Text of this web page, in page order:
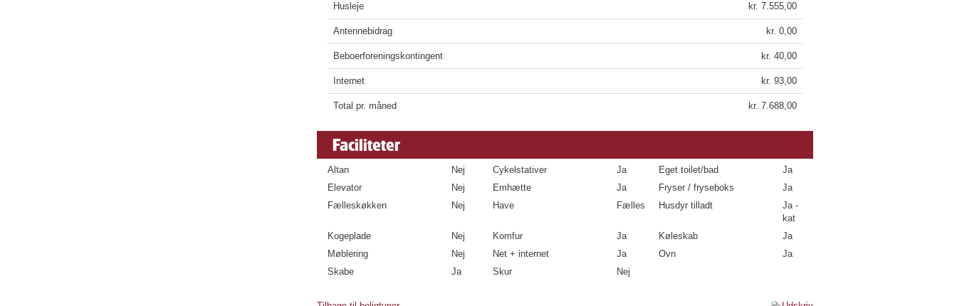
Husleje kr. 7.555,00
Antennebidrag kr. 0,00
Beboerforeningskontingent kr. 40,00
Internet kr. 93,00
Total pr. måned kr. 7.688,00
Faciliteter
Altan Nej Cykelstativer Ja Eget toilet/bad
Ja
Elevator
Nej Emhætte Ja Fryser / fryseboks
Ja
Fælleskøkken
Nej Have Fælles Husdyr tilladt
Ja -
kat
Kogeplade
Nej Komfur Ja Køleskab
Ja
Møblering
Nej Net + internet Ja Ovn
Ja
Skabe
Ja Skur Nej